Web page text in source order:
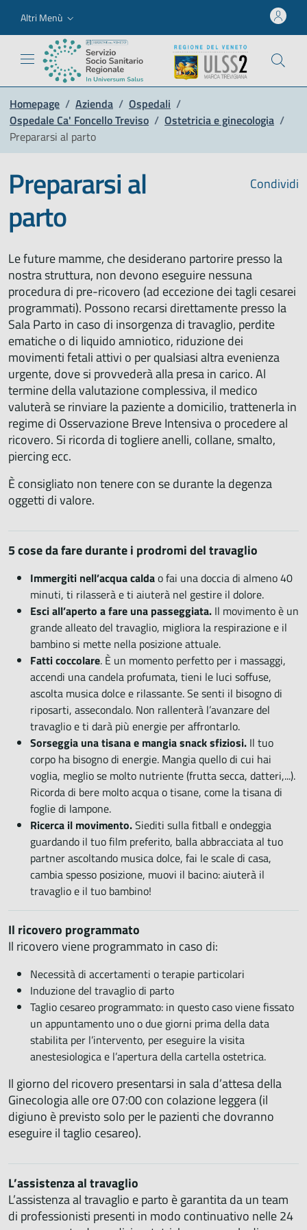
Altri Menù
Homepage / Azienda / Ospedali /
Ospedale Ca' Foncello Treviso / Ostetricia e ginecologia /
Prepararsi al parto
Condividi
Prepararsi al
parto
Le future mamme, che desiderano partorire presso la
nostra struttura, non devono eseguire nessuna
procedura di pre-ricovero (ad eccezione dei tagli cesarei
programmati). Possono recarsi direttamente presso la
Sala Parto in caso di insorgenza di travaglio, perdite
ematiche o di liquido amniotico, riduzione dei
movimenti fetali attivi o per qualsiasi altra evenienza
urgente, dove si provvederà alla presa in carico. Al
termine della valutazione complessiva, il medico
valuterà se rinviare la paziente a domicilio, trattenerla in
regime di Osservazione Breve Intensiva o procedere al
ricovero. Si ricorda di togliere anelli, collane, smalto,
piercing ecc.
È consigliato non tenere con se durante la degenza
oggetti di valore.
5 cose da fare durante i prodromi del travaglio
Immergiti nell’acqua caldao fai una doccia di almeno 40
minuti, ti rilasserà e ti aiuterà nel gestire il dolore.
Esci all’aperto a fare una passeggiata. Il movimento è un
grande alleato del travaglio, migliora la respirazione e il
bambino si mette nella posizione attuale.
Fatti coccolare. È un momento perfetto per i massaggi,
accendi una candela profumata, tieni le luci soffuse,
ascolta musica dolce e rilassante. Se senti il bisogno di
riposarti, assecondalo. Non rallenterà l’avanzare del
travaglio e ti darà più energie per affrontarlo.
Sorseggia una tisana e mangia snack sfiziosi. Il tuo
corpo ha bisogno di energie. Mangia quello di cui hai
voglia, meglio se molto nutriente (frutta secca, datteri,...).
Ricorda di bere molto acqua o tisane, come la tisana di
foglie di lampone.
Ricerca il movimento.Siediti sulla fitball e ondeggia
guardando il tuo film preferito, balla abbracciata al tuo
partner ascoltando musica dolce, fai le scale di casa,
cambia spesso posizione, muovi il bacino: aiuterà il
travaglio e il tuo bambino!
Il ricovero programmato
Il ricovero viene programmato in caso di:
Necessità di accertamenti o terapie particolari
Induzione del travaglio di parto
Taglio cesareo programmato: in questo caso viene fissato
un appuntamento uno o due giorni prima della data
stabilita per l’intervento, per eseguire la visita
anestesiologica e l’apertura della cartella ostetrica.
Il giorno del ricovero presentarsi in sala d’attesa della
Ginecologia alle ore 07:00 con colazione leggera (il
digiuno è previsto solo per le pazienti che dovranno
eseguire il taglio cesareo).
L’assistenza al travaglio
L’assistenza al travaglio e parto è garantita da un team
di professionisti presenti in modo continuativo nelle 24